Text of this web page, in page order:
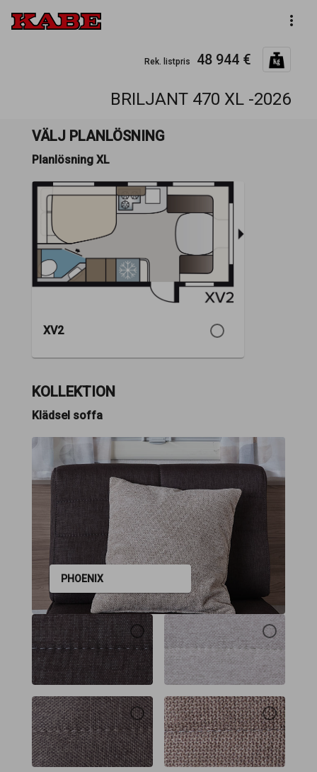
more_vert
Rek. listpris 48 944 €
BRILJANT 470 XL -2026
VÄLJ PLANLÖSNING
Planlösning XL
XV2
KOLLEKTION
Klädsel soffa
PHOENIX